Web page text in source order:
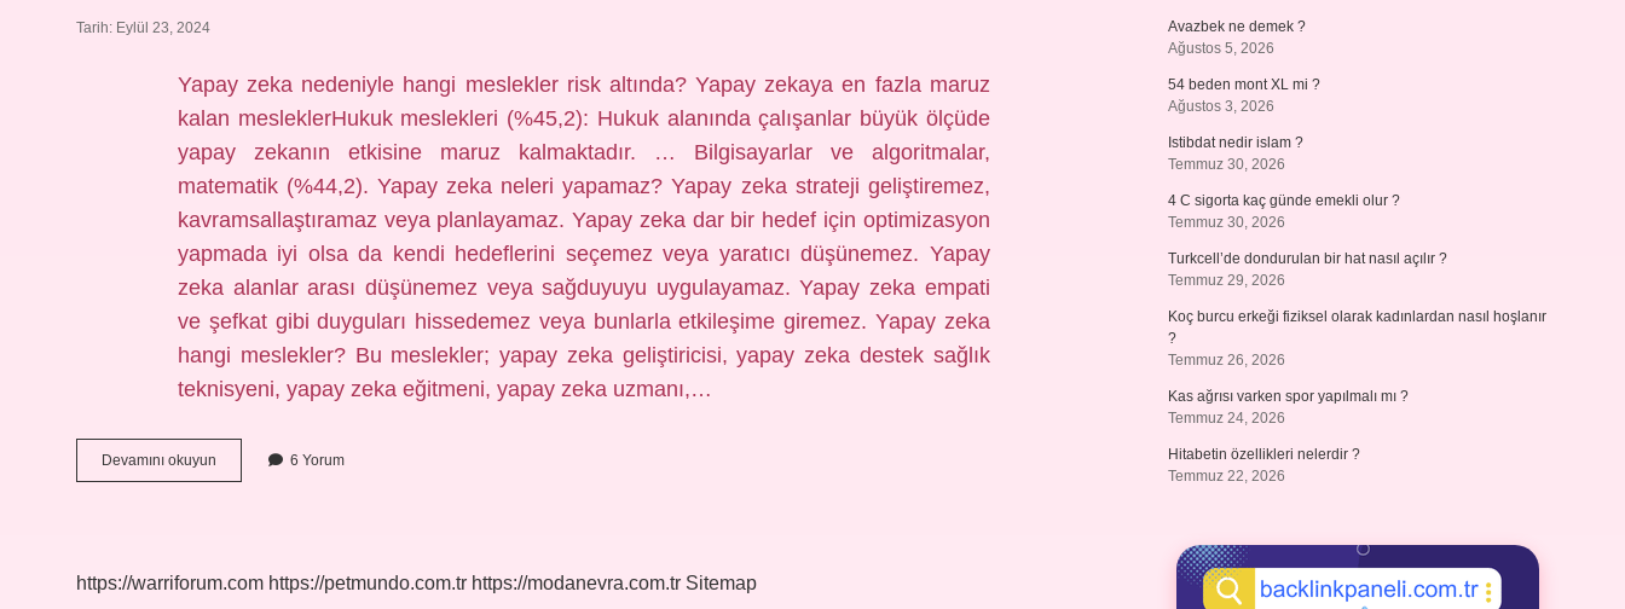
Tarih: Eylül 23, 2024
Yapay zeka nedeniyle hangi meslekler risk altında? Yapay zekaya en fazla maruz
kalan mesleklerHukuk meslekleri (%45,2): Hukuk alanında çalışanlar büyük ölçüde
yapay zekanın etkisine maruz kalmaktadır. … Bilgisayarlar ve algoritmalar,
matematik (%44,2). Yapay zeka neleri yapamaz? Yapay zeka strateji geliştiremez,
kavramsallaştıramaz veya planlayamaz. Yapay zeka dar bir hedef için optimizasyon
yapmada iyi olsa da kendi hedeflerini seçemez veya yaratıcı düşünemez. Yapay
zeka alanlar arası düşünemez veya sağduyuyu uygulayamaz. Yapay zeka empati
ve şefkat gibi duyguları hissedemez veya bunlarla etkileşime giremez. Yapay zeka
hangi meslekler? Bu meslekler; yapay zeka geliştiricisi, yapay zeka destek sağlık
teknisyeni, yapay zeka eğitmeni, yapay zeka uzmanı,…
Devamını okuyun
Zeka
6 Yorum
https://warriforum.com https://petmundo.com.tr https://modanevra.com.tr Sitemap
Avazbek ne demek ?
Ağustos 5, 2026
54 beden mont XL mi ?
Ağustos 3, 2026
Istibdat nedir islam ?
Temmuz 30, 2026
4 C sigorta kaç günde emekli olur ?
Temmuz 30, 2026
Turkcell’de dondurulan bir hat nasıl açılır ?
Temmuz 29, 2026
Koç burcu erkeği fiziksel olarak kadınlardan nasıl hoşlanır
?
Temmuz 26, 2026
Kas ağrısı varken spor yapılmalı mı ?
Temmuz 24, 2026
Hitabetin özellikleri nelerdir ?
Temmuz 22, 2026